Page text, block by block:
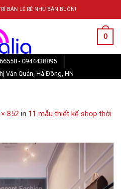
BÁN LẺ RẺ NHƯ BÁN BUÔN!
0
- 0944438895
Văn Quán, Hà Đông, HN
852 in 11 mẫu thiết kế shop thời